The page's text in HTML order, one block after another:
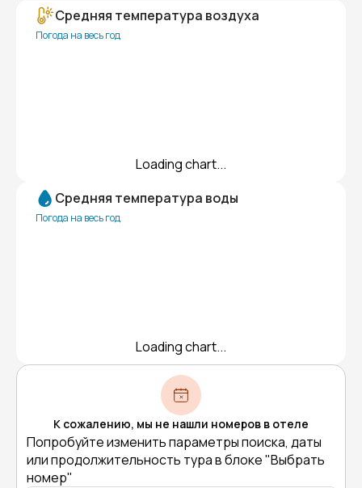
Средняя температура воздуха
Погода на весь год
Loading chart...
Средняя температура воды
Погода на весь год
Loading chart...
К сожалению, мы не нашли номеров в отеле
Попробуйте изменить параметры поиска, даты
или продолжительность тура в блоке "Выбрать
номер"